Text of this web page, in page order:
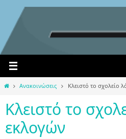
HomeΑνακοινώσεις Κλειστό το σχολείο
Κλειστό το
εκλογών